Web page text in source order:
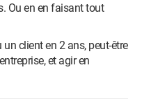
Ou en en faisant tout
client en 2 ans, peut-être
et agir en